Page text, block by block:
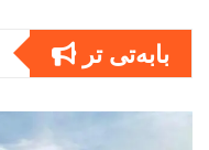
بابەتى تر